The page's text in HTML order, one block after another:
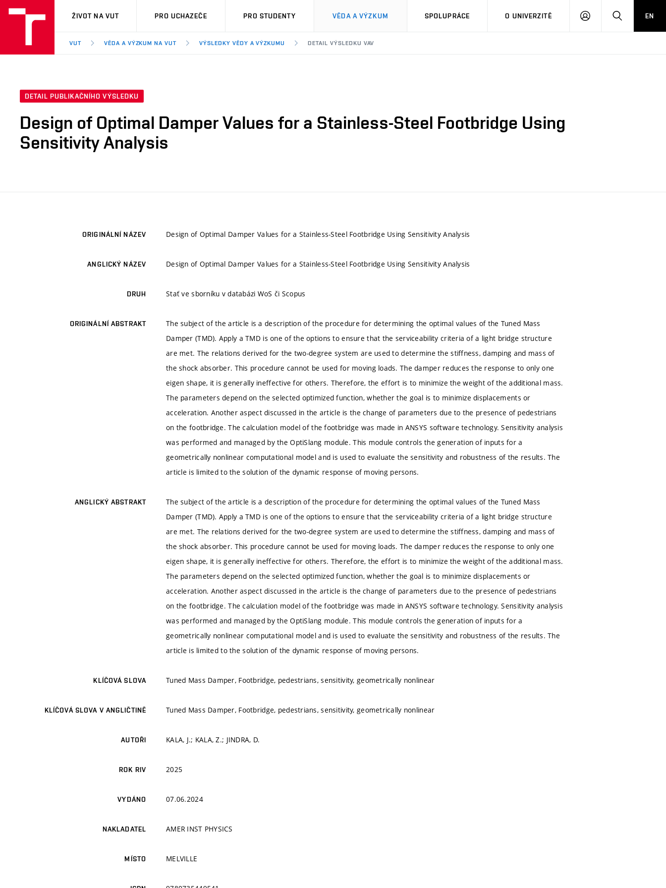
VUT
ŽIVOT NA VUT PRO UCHAZEČE PRO STUDENTY VĚDA A VÝZKUM SPOLUPRÁCE O UNIVERZITĚ
PŘIHLÁSIT HLEDATEN
VUT VĚDA A VÝZKUM NA VUT VÝSLEDKY VĚDY A VÝZKUMU DETAIL VÝSLEDKU VAV
DETAIL PUBLIKAČNÍHO VÝSLEDKU
Design of Optimal Damper Values for a Stainless-Steel Footbridge Using
Sensitivity Analysis
ORIGINÁLNÍ NÁZEV Design of Optimal Damper Values for a Stainless-Steel Footbridge Using Sensitivity Analysis
ANGLICKÝ NÁZEV Design of Optimal Damper Values for a Stainless-Steel Footbridge Using Sensitivity Analysis
DRUH Stať ve sborníku v databázi WoS či Scopus
ORIGINÁLNÍ ABSTRAKT
The subject of the article is a description of the procedure for determining the optimal values of the Tuned Mass
Damper (TMD). Apply a TMD is one of the options to ensure that the serviceability criteria of a light bridge structure
are met. The relations derived for the two-degree system are used to determine the stiffness, damping and mass of
the shock absorber. This procedure cannot be used for moving loads. The damper reduces the response to only one
eigen shape, it is generally ineffective for others. Therefore, the effort is to minimize the weight of the additional mass.
The parameters depend on the selected optimized function, whether the goal is to minimize displacements or
acceleration. Another aspect discussed in the article is the change of parameters due to the presence of pedestrians
on the footbridge. The calculation model of the footbridge was made in ANSYS software technology. Sensitivity analysis
was performed and managed by the OptiSlang module. This module controls the generation of inputs for a
geometrically nonlinear computational model and is used to evaluate the sensitivity and robustness of the results. The
article is limited to the solution of the dynamic response of moving persons.
ANGLICKÝ ABSTRAKT
The subject of the article is a description of the procedure for determining the optimal values of the Tuned Mass
Damper (TMD). Apply a TMD is one of the options to ensure that the serviceability criteria of a light bridge structure
are met. The relations derived for the two-degree system are used to determine the stiffness, damping and mass of
the shock absorber. This procedure cannot be used for moving loads. The damper reduces the response to only one
eigen shape, it is generally ineffective for others. Therefore, the effort is to minimize the weight of the additional mass.
The parameters depend on the selected optimized function, whether the goal is to minimize displacements or
acceleration. Another aspect discussed in the article is the change of parameters due to the presence of pedestrians
on the footbridge. The calculation model of the footbridge was made in ANSYS software technology. Sensitivity analysis
was performed and managed by the OptiSlang module. This module controls the generation of inputs for a
geometrically nonlinear computational model and is used to evaluate the sensitivity and robustness of the results. The
article is limited to the solution of the dynamic response of moving persons.
KLÍČOVÁ SLOVA Tuned Mass Damper, Footbridge, pedestrians, sensitivity, geometrically nonlinear
KLÍČOVÁ SLOVA V ANGLIČTINĚ Tuned Mass Damper, Footbridge, pedestrians, sensitivity, geometrically nonlinear
AUTOŘI KALA, J.; KALA, Z.; JINDRA, D.
ROK RIV 2025
VYDÁNO 07.06.2024
NAKLADATEL AMER INST PHYSICS
MÍSTO MELVILLE